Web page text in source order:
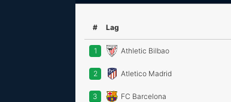
# Lag
1 Athletic Bilbao
2 Atletico Madrid
3 FC Barcelona